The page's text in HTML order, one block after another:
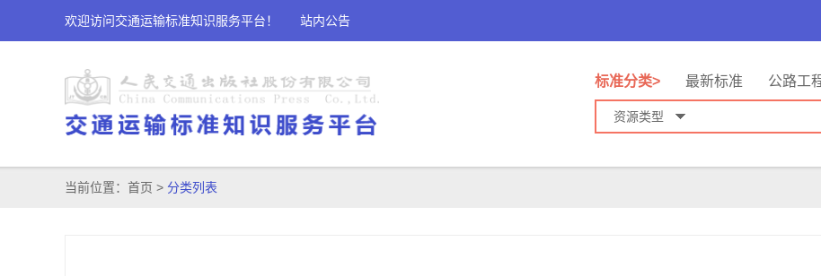
欢迎访问交通运输标准知识服务平台！ 站内公告
标准分类> 最新标准 公路工
资源类型
当前位置： 首页 > 分类列表